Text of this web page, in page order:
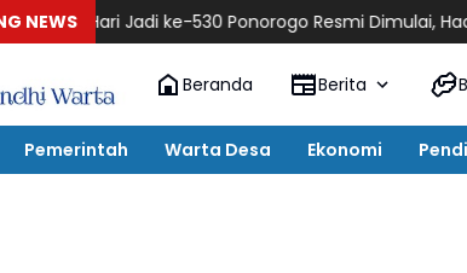
NEWS
ke-530 Ponorogo Resmi Dimulai, Hadirkan Ragam
Beranda Berita
Pemerintah Warta Desa Ekonomi